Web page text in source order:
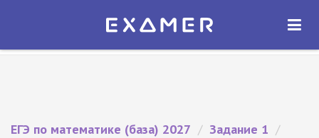
Экзамер — ЕГЭ 2027
ОТКРЫТЬ
ЕГЭ по математике (база) 2027 / Задание 1 /